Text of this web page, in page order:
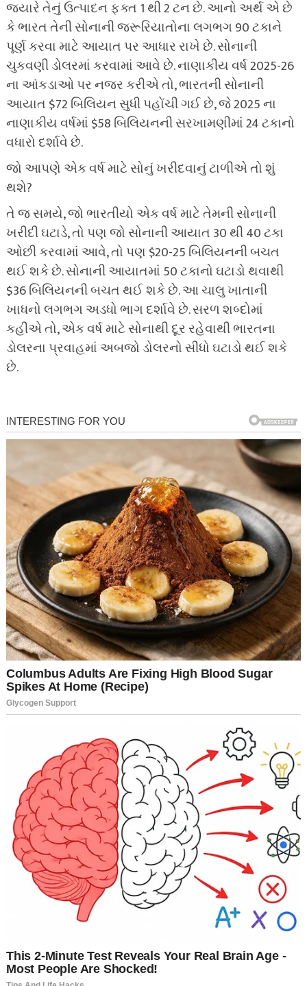
જ્યારે તેનું ઉત્પાદન ફક્ત 1 થી 2 ટન છે. આનો અર્થ એ છે
કે ભારત તેની સોનાની જરૂરિયાતોના લગભગ 90 ટકાને
પૂર્ણ કરવા માટે આયાત પર આધાર રાખે છે. સોનાની
ચુકવણી ડોલરમાં કરવામાં આવે છે. નાણાકીય વર્ષ 2025-26
ના આંકડાઓ પર નજર કરીએ તો, ભારતની સોનાની
આયાત $72 બિલિયન સુધી પહોંચી ગઈ છે, જે 2025 ના
નાણાકીય વર્ષમાં $58 બિલિયનની સરખામણીમાં 24 ટકાનો
વધારો દર્શાવે છે.
જો આપણે એક વર્ષ માટે સોનું ખરીદવાનું ટાળીએ તો શું
થશે?
તે જ સમયે, જો ભારતીયો એક વર્ષ માટે તેમની સોનાની
ખરીદી ઘટાડે, તો પણ જો સોનાની આયાત 30 થી 40 ટકા
ઓછી કરવામાં આવે, તો પણ $20-25 બિલિયનની બચત
થઈ શકે છે. સોનાની આયાતમાં 50 ટકાનો ઘટાડો થવાથી
$36 બિલિયનની બચત થઈ શકે છે. આ ચાલુ ખાતાની
ખાધનો લગભગ અડધો ભાગ દર્શાવે છે. સરળ શબ્દોમાં
કહીએ તો, એક વર્ષ માટે સોનાથી દૂર રહેવાથી ભારતના
ડોલરના પ્રવાહમાં અબજો ડોલરનો સીધો ઘટાડો થઈ શકે
છે.